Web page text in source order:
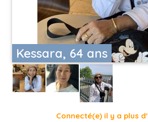
Kessara, 64 ans
Connecté(e) il y a plus